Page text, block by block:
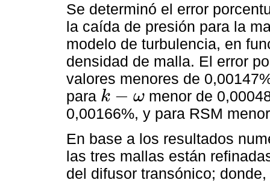
Se determinó el error
la caída de presión para la
modelo de turbulencia, en
densidad de malla. El error
valores menores de
para k − ω
k-ω
menor de
0,00166%, y para RSM
En base a los resultados
las tres mallas están
del difusor transónico;